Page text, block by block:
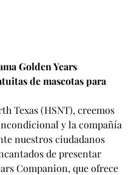
Golden Years
de mascotas para
Texas (HSNT), creemos
y la compañía
nuestros ciudadanos
de presentar
Companion, que ofrece